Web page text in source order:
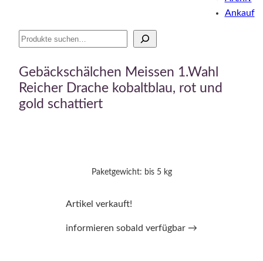
Suche
Ankauf
Gebäckschälchen Meissen 1.Wahl
Reicher Drache kobaltblau, rot und
gold schattiert
Paketgewicht: bis 5 kg
Artikel verkauft!
informieren sobald verfügbar →